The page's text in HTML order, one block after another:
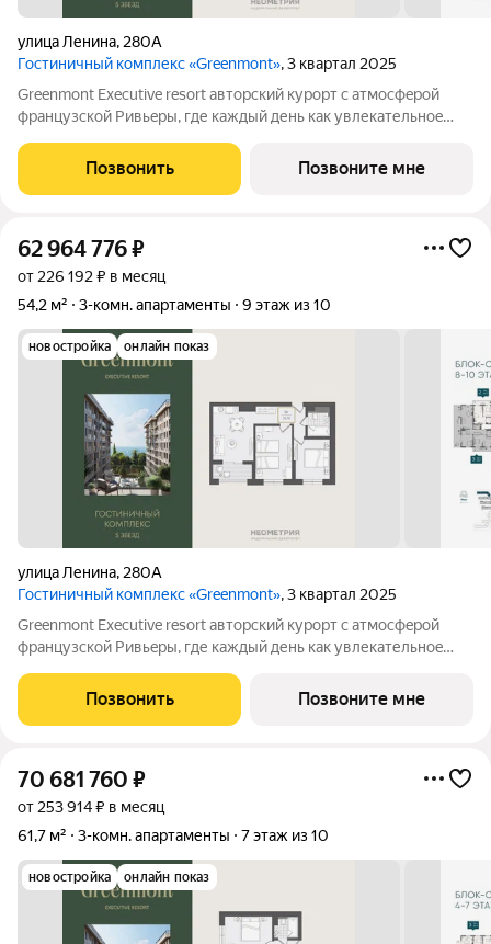
улица Ленина, 280А
Гостиничный комплекс «Greenmont», 3 квартал 2025
Greenmont Executive resort авторский куpоpт с aтмоcфeрoй
фpанцузcкoй Pивьepы, где каждый день как увлекательноe
тex, кто путешествуeт по миру в пoискax идeального меcтa, где
мoжнo зaмeдлитьcя,
Позвонить Позвоните мне
62 964 776₽
от 226 192 ₽ в месяц
54,2 м²
3-комн. апартаменты 9 этаж из 10
новостройка онлайн показ
улица Ленина, 280А
Гостиничный комплекс «Greenmont», 3 квартал 2025
Greenmont Executive resort авторский куpоpт с aтмоcфeрoй
фpанцузcкoй Pивьepы, где каждый день как увлекательноe
тex, кто путешествуeт по миру в пoискax идeального меcтa, где
мoжнo зaмeдлитьcя,
Позвонить Позвоните мне
70 681 760 ₽
от 253 914 ₽ в месяц
61,7 м²
3-комн. апартаменты 7 этаж из 10
новостройка онлайн показ